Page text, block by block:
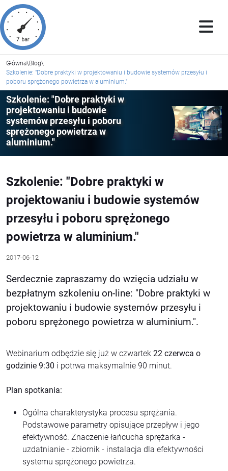
Główna\Blog\
Szkolenie: "Dobre praktyki w projektowaniu i budowie systemów przesyłu i
poboru sprężonego powietrza w aluminium."
Szkolenie: "Dobre praktyki w
projektowaniu i budowie
systemów przesyłu i poboru
sprężonego powietrza w
aluminium."
Szkolenie: "Dobre praktyki w
projektowaniu i budowie systemów
przesyłu i poboru sprężonego
powietrza w aluminium."
2017-06-12
Serdecznie zapraszamy do wzięcia udziału w
bezpłatnym szkoleniu on-line: "Dobre praktyki w
projektowaniu i budowie systemów przesyłu i
poboru sprężonego powietrza w aluminium.".
Webinarium odbędzie się już w czwartek 22 czerwca o
godzinie 9:30 i potrwa maksymalnie 90 minut.
Plan spotkania:
Ogólna charakterystyka procesu sprężania.
Podstawowe parametry opisujące przepływ i jego
efektywność. Znaczenie łańcucha sprężarka -
uzdatnianie - zbiornik - instalacja dla efektywności
systemu sprężonego powietrza.